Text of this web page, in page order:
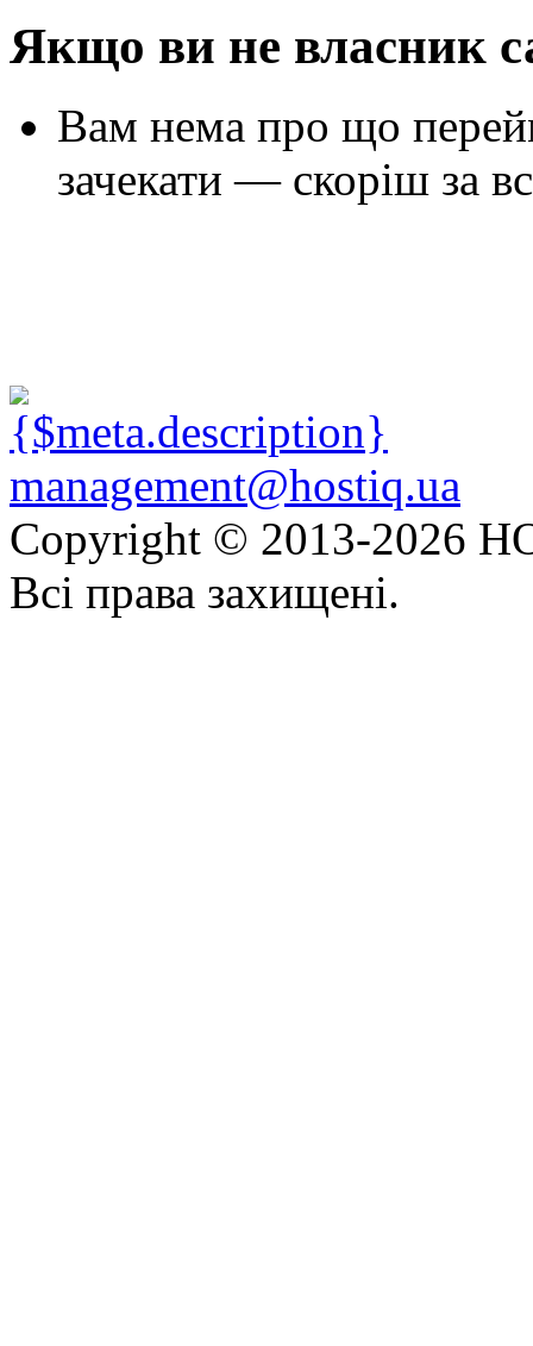
Якщо ви не власник
Вам нема про що
зачекати — скоріш за
management@hostiq.ua
Copyright © 2013-2026
Всі права захищені.